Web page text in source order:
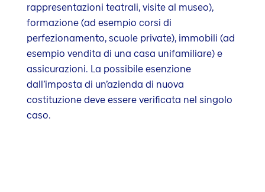
rappresentazioni teatrali, visite al museo),
formazione (ad esempio corsi di
perfezionamento, scuole private), immobili (ad
esempio vendita di una casa unifamiliare) e
assicurazioni. La possibile esenzione
dall’imposta di un’azienda di nuova
costituzione deve essere verificata nel singolo
caso.